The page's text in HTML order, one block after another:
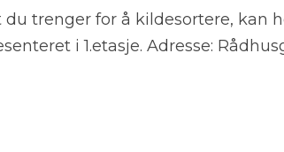
trenger for å kildesortere, kan
i 1.etasje. Adresse: